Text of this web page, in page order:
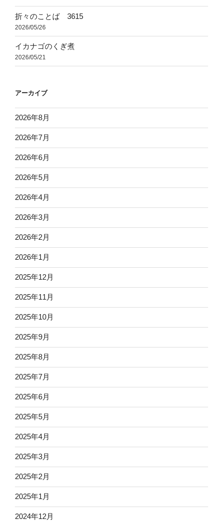
折々のことば 3615
2026/05/26
イカナゴのくぎ煮
2026/05/21
アーカイブ
2026年8月
2026年7月
2026年6月
2026年5月
2026年4月
2026年3月
2026年2月
2026年1月
2025年12月
2025年11月
2025年10月
2025年9月
2025年8月
2025年7月
2025年6月
2025年5月
2025年4月
2025年3月
2025年2月
2025年1月
2024年12月